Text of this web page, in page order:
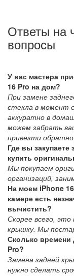
Ответы на
вопросы
У вас мастера
16 Pro на дом?
При замене
стекла в момент
аккуратно в
можем забрать
привезти
Где вы
купить
Мы покупаем
организаций,
На моем iPhone 16
камере есть
вычистить?
Скорее всего,
крышку. Мы
Сколько времени
Pro?
Замена задней
нужно сделать